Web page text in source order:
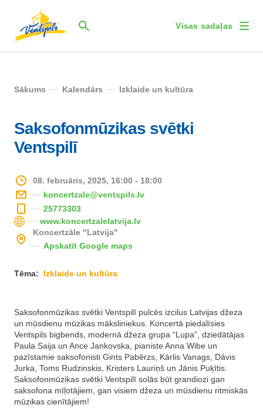
Visas sadaļas
Sākums Kalendārs Izklaide un kultūra
Saksofonmūzikas svētki
Ventspilī
08. februāris, 2025, 16:00 - 18:00
koncertzale@ventspils.lv
25773303
www.koncertzalelatvija.lv
Koncertzāle "Latvija"
Apskatīt Google maps
Tēma: Izklaide un kultūra
Saksofonmūzikas svētki Ventspilī pulcēs izcilus Latvijas džeza
un mūsdienu mūzikas māksliniekus. Koncertā piedalīsies
Ventspils bigbends, modernā džeza grupa “Lupa”, dziedātājas
Paula Saija un Ance Jankovska, pianiste Anna Wibe un
pazīstamie saksofonisti Gints Pabērzs, Kārlis Vanags, Dāvis
Jurka, Toms Rudzinskis, Kristers Lauriņš un Jānis Puķītis.
Saksofonmūzikas svētki Ventspilī solās būt grandiozi gan
saksofona mīļotājiem, gan visiem džeza un mūsdienu ritmiskās
mūzikas cienītājiem!